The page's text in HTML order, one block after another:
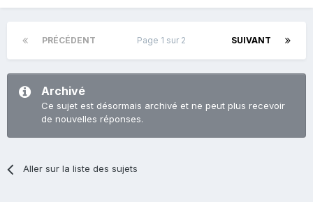
PRÉCÉDENT SUIVANT
Page 1 sur 2
Archivé
Ce sujet est désormais archivé et ne peut plus recevoir
de nouvelles réponses.
Aller sur la liste des sujets